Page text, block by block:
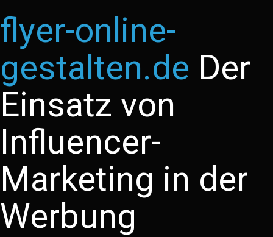
flyer-online-
gestalten.de Der
Einsatz von
Influencer-
Marketing in der
Werbung